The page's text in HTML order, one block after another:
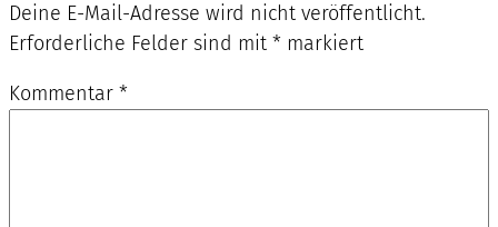
Deine E-Mail-Adresse wird nicht veröffentlicht.
Erforderliche Felder sind mit * markiert
Kommentar *